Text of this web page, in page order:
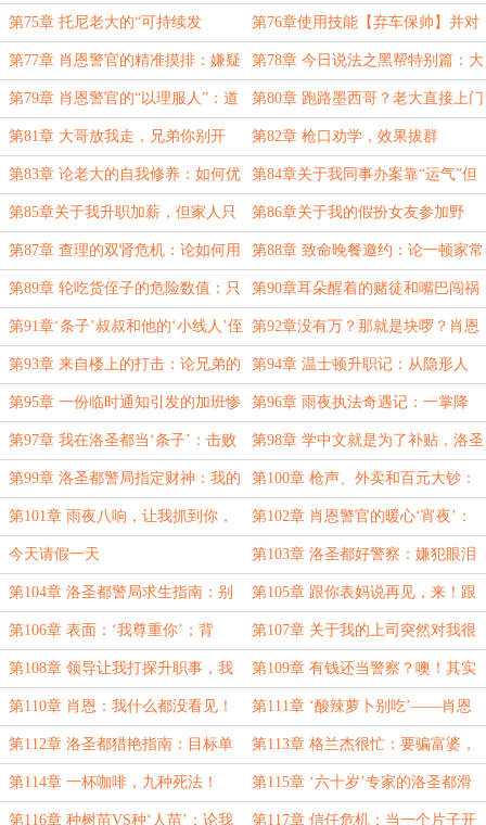
人替我干活这档事 街头偶遇
第75章 托尼老大的“可持续发
展”观：可以打架，但不能砸店
第76章使用技能【弃车保帅】并对
队友约翰逊造成9999点真实伤害！
第77章 肖恩警官的精准摸排：嫌疑
人竟在我面前？
第78章 今日说法之黑帮特别篇：大
哥带头配合警方执法
第79章 肖恩警官的“以理服人”：道
理讲不通？那就用枪讲！
第80章 跑路墨西哥？老大直接上门
发放“遣散费”
第81章 大哥放我走，兄弟你别开
枪！
第82章 枪口劝学，效果拔群
第83章 论老大的自我修养：如何优
雅地卖掉小弟
第84章关于我同事办案靠“运气”但
次次升职这回事
第85章关于我升职加薪，但家人只
关心能不能捞人这件事
第86章关于我的假扮女友参加野
餐，却吓坏了恐婚的表哥这件事
第87章 查理的双肾危机：论如何用
九十岁的器官过三十岁的生活
第88章 致命晚餐邀约：论一顿家常
菜如何吓瘫情场老手
第89章 轮吃货侄子的危险数值：只
要饼管够，中东也敢走！
第90章耳朵醒着的赌徒和嘴巴闯祸
的艾伦！
第91章‘条子’叔叔和他的‘小线人’侄
子’
第92章没有万？那就是块啰？肖恩
警官的‘身价’危机！
第93章 来自楼上的打击：论兄弟的
幸福生活如何毁了我的睡眠
第94章 温士顿升职记：从隐形人
到‘门神’
第95章 一份临时通知引发的加班惨
案！
第96章 雨夜执法奇遇记：一掌降
服‘卡比兽’
第97章 我在洛圣都当‘条子’：击败
卡比兽，甩锅温士顿！
第98章 学中文就是为了补贴，洛圣
都警督的致富之路！
第99章 洛圣都警局指定财神：我的
工资只是在卡里走个过场！
第100章 枪声、外卖和百元大钞：
洛圣都雨夜实录！
第101章 雨夜八响，让我抓到你，
你可就遭老罪了！
第102章 肖恩警官的暖心‘宵夜’：
一份泰式炒面、外带一份‘银手镯’！
今天请假一天 第103章 洛圣都好警察：嫌犯眼泪
拌面，警官自掏腰包！
第104章 洛圣都警局求生指南：别
惹肖恩，他会送你‘洪都拉斯单人
游’！
第105章 跟你表妈说再见，来！跟
我走。
第106章 表面：‘我尊重你’；背
后：‘杰弗里，查他三代！’
第107章 关于我的上司突然对我很
客气这件事
第108章 领导让我打探升职事，我
反手就是一个‘已读乱回’！
第109章 有钱还当警察？噢！其实
是为了防止自己变咸鱼。
第110章 肖恩：我什么都没看见！
警员表示：‘我的警棍看见了’！
第111章 ‘酸辣萝卜别吃’——肖恩
警官的‘文明执法’和准点下班攻坚战
第112章 洛圣都猎艳指南：目标单
亲妈妈，亏空两万五！
第113章 格兰杰很忙：要骗富婆，
要帮队友，还有提防西装暴徒！
第114章 一杯咖啡，九种死法！ 第115章 ‘六十岁’专家的洛圣都滑
铁卢
第116章 种树苗VS种‘人苗’：论我 第117章 信任危机：当一个片子开